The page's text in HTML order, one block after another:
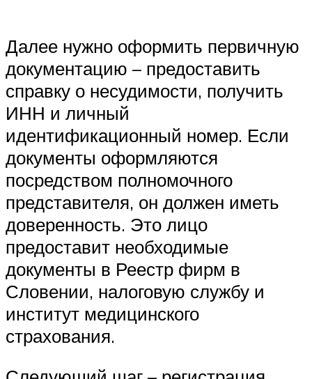
Далее нужно оформить первичную
документацию – предоставить
справку о несудимости, получить
ИНН и личный
идентификационный номер. Если
документы оформляются
посредством полномочного
представителя, он должен иметь
доверенность. Это лицо
предоставит необходимые
документы в Реестр фирм в
Словении, налоговую службу и
институт медицинского
страхования.